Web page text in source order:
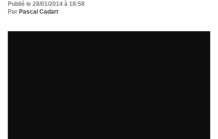
Publié le 28/01/2014 à 18:58
Par Pascal Cadart